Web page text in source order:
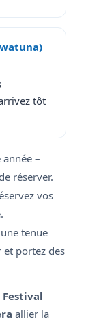
tôt
–
réserver.
vos
tenue
et portez des
Festival
allier la